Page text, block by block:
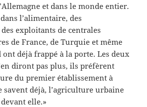
et dans le monde entier.
l’alimentaire, des
exploitants de centrales
de France, de Turquie et même
ont déjà frappé à la porte. Les deux
diront pas plus, ils préfèrent
du premier établissement à
savent déjà, l’agriculture urbaine
elle.»